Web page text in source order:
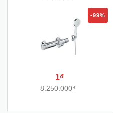
-99%
1₫
8.250.000₫